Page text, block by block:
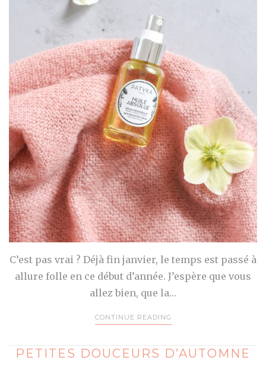
C’est pas vrai ? Déjà fin janvier, le temps est passé à
allure folle en ce début d’année. J’espère que vous
allez bien, que la…
CONTINUE READING
PETITES DOUCEURS D’AUTOMNE